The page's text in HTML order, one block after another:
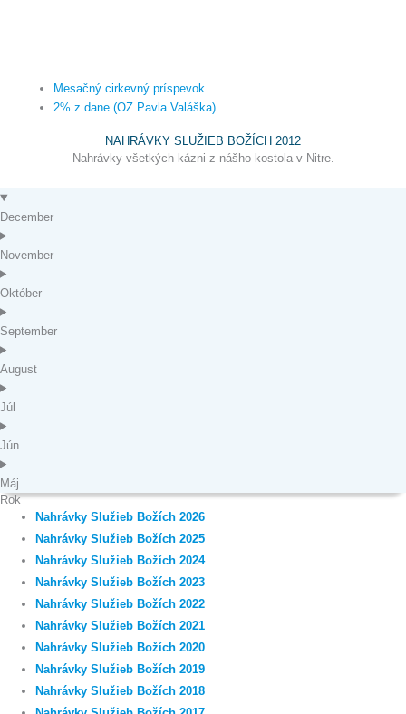
Mesačný cirkevný príspevok
2% z dane (OZ Pavla Valáška)
NAHRÁVKY SLUŽIEB BOŽÍCH 2012
Nahrávky všetkých kázni z nášho kostola v Nitre.
December
November
Október
September
August
Júl
Jún
Máj
Rok
Nahrávky Služieb Božích 2026
Nahrávky Služieb Božích 2025
Nahrávky Služieb Božích 2024
Nahrávky Služieb Božích 2023
Nahrávky Služieb Božích 2022
Nahrávky Služieb Božích 2021
Nahrávky Služieb Božích 2020
Nahrávky Služieb Božích 2019
Nahrávky Služieb Božích 2018